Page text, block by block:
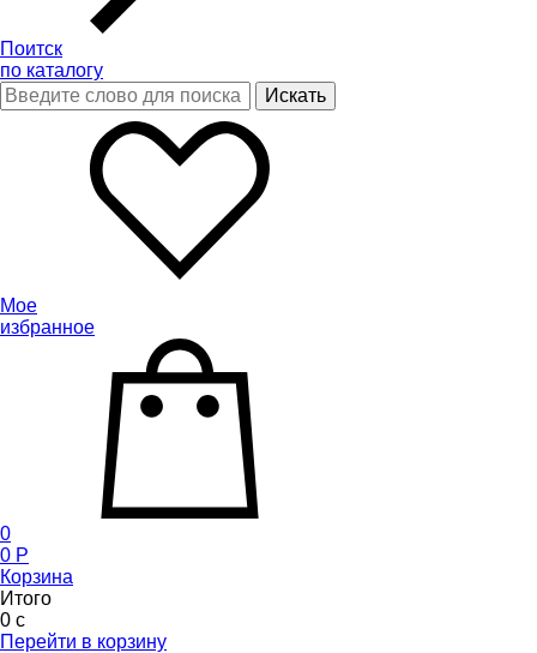
Поитск
по каталогу
Мое
избранное
0
0 P
Корзина
Итого
0 c
Перейти в корзину